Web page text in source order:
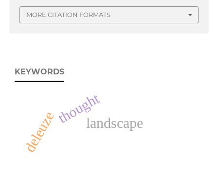
MORE CITATION FORMATS
KEYWORDS
deleuze landscape
thought